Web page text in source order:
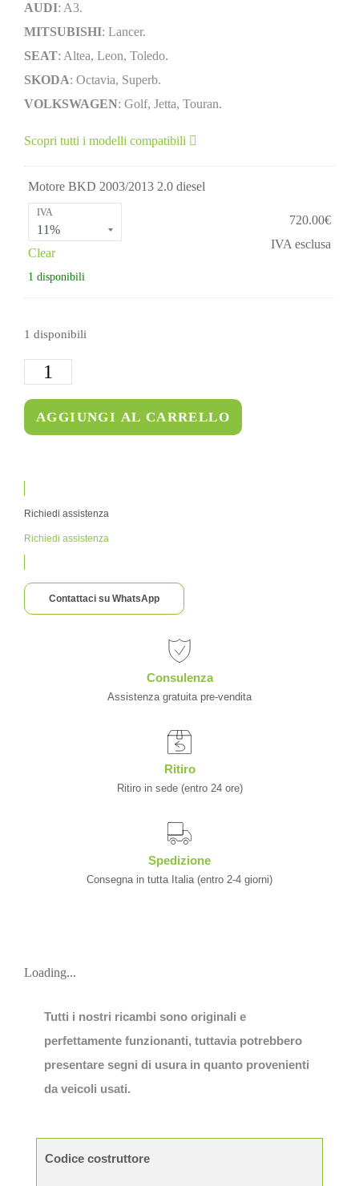
AUDI: A3.
MITSUBISHI: Lancer.
SEAT: Altea, Leon, Toledo.
SKODA: Octavia, Superb.
VOLKSWAGEN: Golf, Jetta, Touran.
Scopri tutti i modelli compatibili
Motore BKD 2003/2013 2.0 diesel
IVA
Clear
1 disponibili
720.00€
IVA esclusa
1 disponibili
AGGIUNGI AL CARRELLO
Richiedi assistenza
Richiedi assistenza
Contattaci su WhatsApp
Consulenza
Assistenza gratuita pre-vendita
Ritiro
Ritiro in sede (entro 24 ore)
Spedizione
Consegna in tutta Italia (entro 2-4 giorni)
Loading...
Tutti i nostri ricambi sono originali e
perfettamente funzionanti, tuttavia potrebbero
presentare segni di usura in quanto provenienti
da veicoli usati.
Codice costruttore